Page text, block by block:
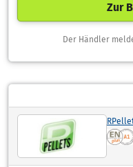
Zur
Der Händler